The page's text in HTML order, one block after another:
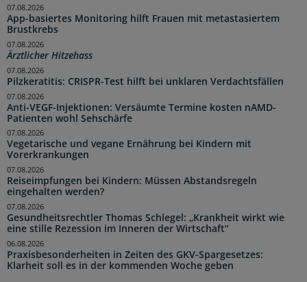
App-basiertes Monitoring hilft Frauen mit metastasiertem
Brustkrebs
07.08.2026
Ärztlicher Hitzehass
07.08.2026
Pilzkeratitis: CRISPR-Test hilft bei unklaren Verdachtsfällen
07.08.2026
Anti-VEGF-Injektionen: Versäumte Termine kosten nAMD-
Patienten wohl Sehschärfe
07.08.2026
Vegetarische und vegane Ernährung bei Kindern mit
Vorerkrankungen
07.08.2026
Reiseimpfungen bei Kindern: Müssen Abstandsregeln
eingehalten werden?
07.08.2026
Gesundheitsrechtler Thomas Schlegel: „Krankheit wirkt wie
eine stille Rezession im Inneren der Wirtschaft“
07.08.2026
Praxisbesonderheiten in Zeiten des GKV-Spargesetzes:
Klarheit soll es in der kommenden Woche geben
06.08.2026